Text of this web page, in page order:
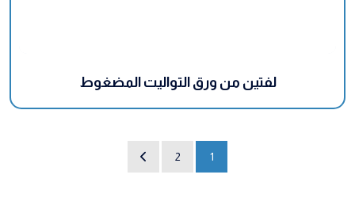
لفتين من ورق التواليت المضغوط
1
2